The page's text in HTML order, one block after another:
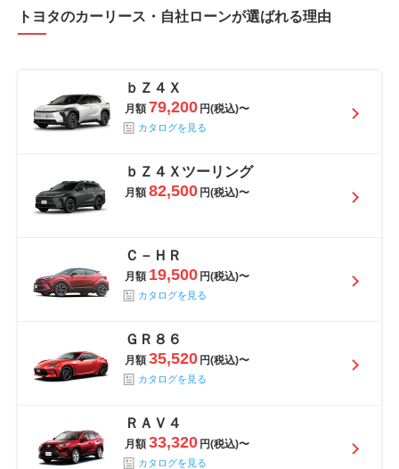
トヨタのカーリース・自社ローンが選ばれる理由
ｂＺ４Ｘ
月額 79,200 円(税込)〜
カタログを見る
ｂＺ４Ｘツーリング
月額 82,500 円(税込)〜
Ｃ－ＨＲ
月額 19,500 円(税込)〜
カタログを見る
ＧＲ８６
月額 35,520 円(税込)〜
カタログを見る
ＲＡＶ４
月額 33,320 円(税込)〜
カタログを見る